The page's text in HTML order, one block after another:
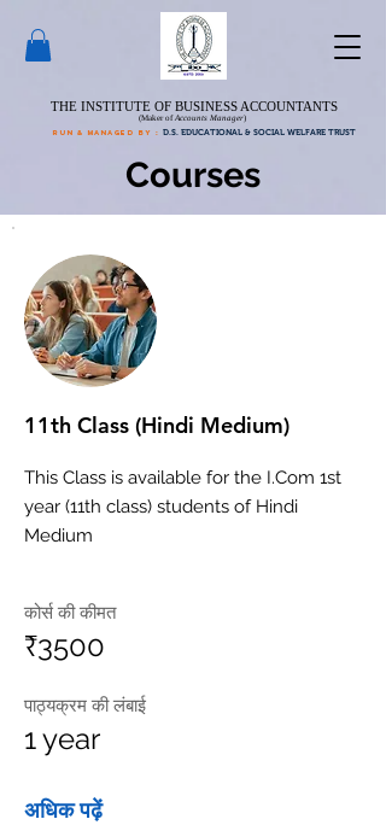
(Maker ofAccounts Manager)
THE INSTITUTE OF BUSINESS ACCOUNTANTS
run & managed by : D.S. EDUCATIONAL & SOCIAL WELFARE TRUST
Courses
11th Class (Hindi Medium)
This Class is available for the I.Com 1st
year (11th class) students of Hindi
Medium
कोर्स की कीमत
₹3500
पाठ्यक्रम की लंबाई
1 year
अधिक पढ़ें